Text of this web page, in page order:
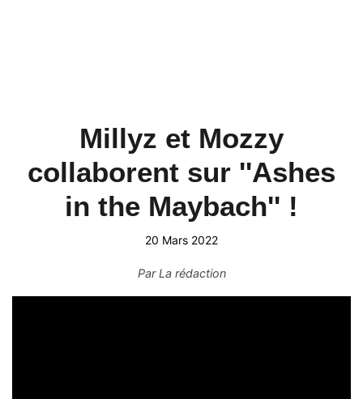
Millyz et Mozzy
collaborent sur ''Ashes
in the Maybach'' !
20 Mars 2022
ParLa rédaction